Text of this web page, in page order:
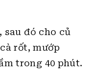
sau đó cho củ
rốt, mướp
trong 40 phút.